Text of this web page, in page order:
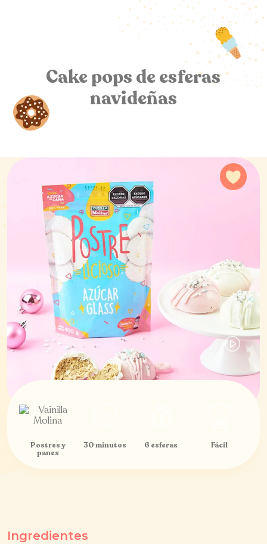
Cocina con Vainilla
Cake pops de esferas
navideñas
Postres y
panes
30 minutos 6 esferas Fácil
Ingredientes